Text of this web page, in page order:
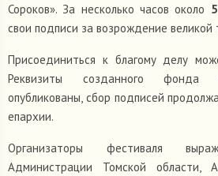
Сороков». За несколько часов около
свои подписи за возрождение великой
Присоединиться к благому делу
Реквизиты созданного фонда
опубликованы, сбор подписей
епархии.
Организаторы фестиваля
Администрации Томской области,